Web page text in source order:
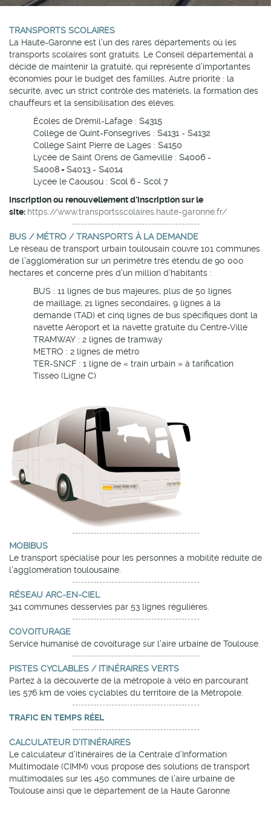
TRANSPORTS SCOLAIRES
La Haute-Garonne est l’un des rares départements où les
transports scolaires sont gratuits. Le Conseil départemental a
décidé de maintenir la gratuité, qui représente d’importantes
économies pour le budget des familles. Autre priorité : la
sécurité, avec un strict contrôle des matériels, la formation des
chauffeurs et la sensibilisation des élèves.
Écoles de Drémil-Lafage : S4315
Collège de Quint-Fonsegrives : S4131 - S4132
Collège Saint Pierre de Lages : S4150
Lycée de Saint Orens de Gameville : S4006-
S4008- S4013- S4014
Lycée le Caousou : Scol 6- Scol 7
Inscription ou renouvellement d'inscription sur le
site: https://www.transportsscolaires.haute-garonne.fr/
BUS / MÉTRO / TRANSPORTS À LA DEMANDE
Le réseau de transport urbain toulousain couvre 101 communes
de l’agglomération sur un périmètre très étendu de 90 000
hectares et concerne près d’un million d’habitants :
BUS : 11 lignes de bus majeures, plus de 50 lignes
de maillage, 21 lignes secondaires, 9 lignes à la
demande (TAD) et cinq lignes de bus spécifiques dont la
navette Aéroport et la navette gratuite du Centre-Ville
TRAMWAY : 2 lignes de tramway
METRO : 2 lignes de métro
TER-SNCF : 1 ligne de « train urbain » à tarification
Tisséo (Ligne C)
MOBIBUS
Le transport spécialisé pour les personnes à mobilité réduite de
l’agglomération toulousaine.
RÉSEAU ARC-EN-CIEL
341 communes desservies par 53 lignes régulières.
COVOITURAGE
Service humanisé de covoiturage sur l'aire urbaine de Toulouse.
PISTES CYCLABLES / ITINÉRAIRES VERTS
Partez à la découverte de la métropole à vélo en parcourant
les 576 km de voies cyclables du territoire de la Métropole.
TRAFIC EN TEMPS RÉEL
CALCULATEUR D'ITINÉRAIRES
Le calculateur d’itinéraires de la Centrale d’Information
Multimodale (CIMM) vous propose des solutions de transport
multimodales sur les 450 communes de l’aire urbaine de
Toulouse ainsi que le département de la Haute Garonne.